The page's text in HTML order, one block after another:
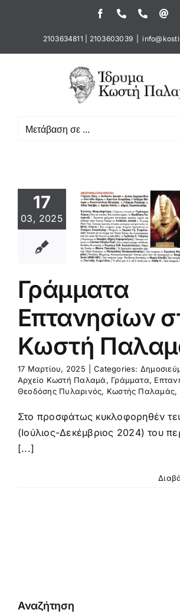
περιεχόμενο
FacebookΤηλέφωνο
2103634811 2103603039
Μετάβαση σε ...
17
03, 2025
στον
Παλαμά
Γράμματα
Επτανησίων
Κωστή
17 Μαρτίου, 2025 Categories:
Αρχείο Κωστή Παλαμά, Γράμματα,
Θεοδόσης Πυλαρινός, Κωστής Παλαμάς,
Στο προσφάτως κυκλοφορηθέν
(Ιούλιος-Δεκέμβριος 2024) του
[...]
Αναζήτηση